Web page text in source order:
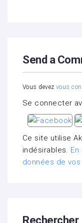
Send a
Vous devez vous
Se connecter
Ce site utilise
indésirables.
données de
Rechercher